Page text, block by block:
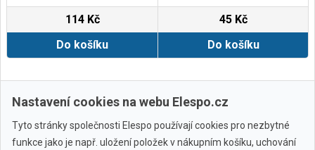
114 Kč
Do košíku
45 Kč
Do košíku
Další › Poslední »
Nastavení cookies na webu Elespo.cz
Tyto stránky společnosti Elespo používají cookies pro nezbytné
funkce jako je např. uložení položek v nákupním košíku, uchování